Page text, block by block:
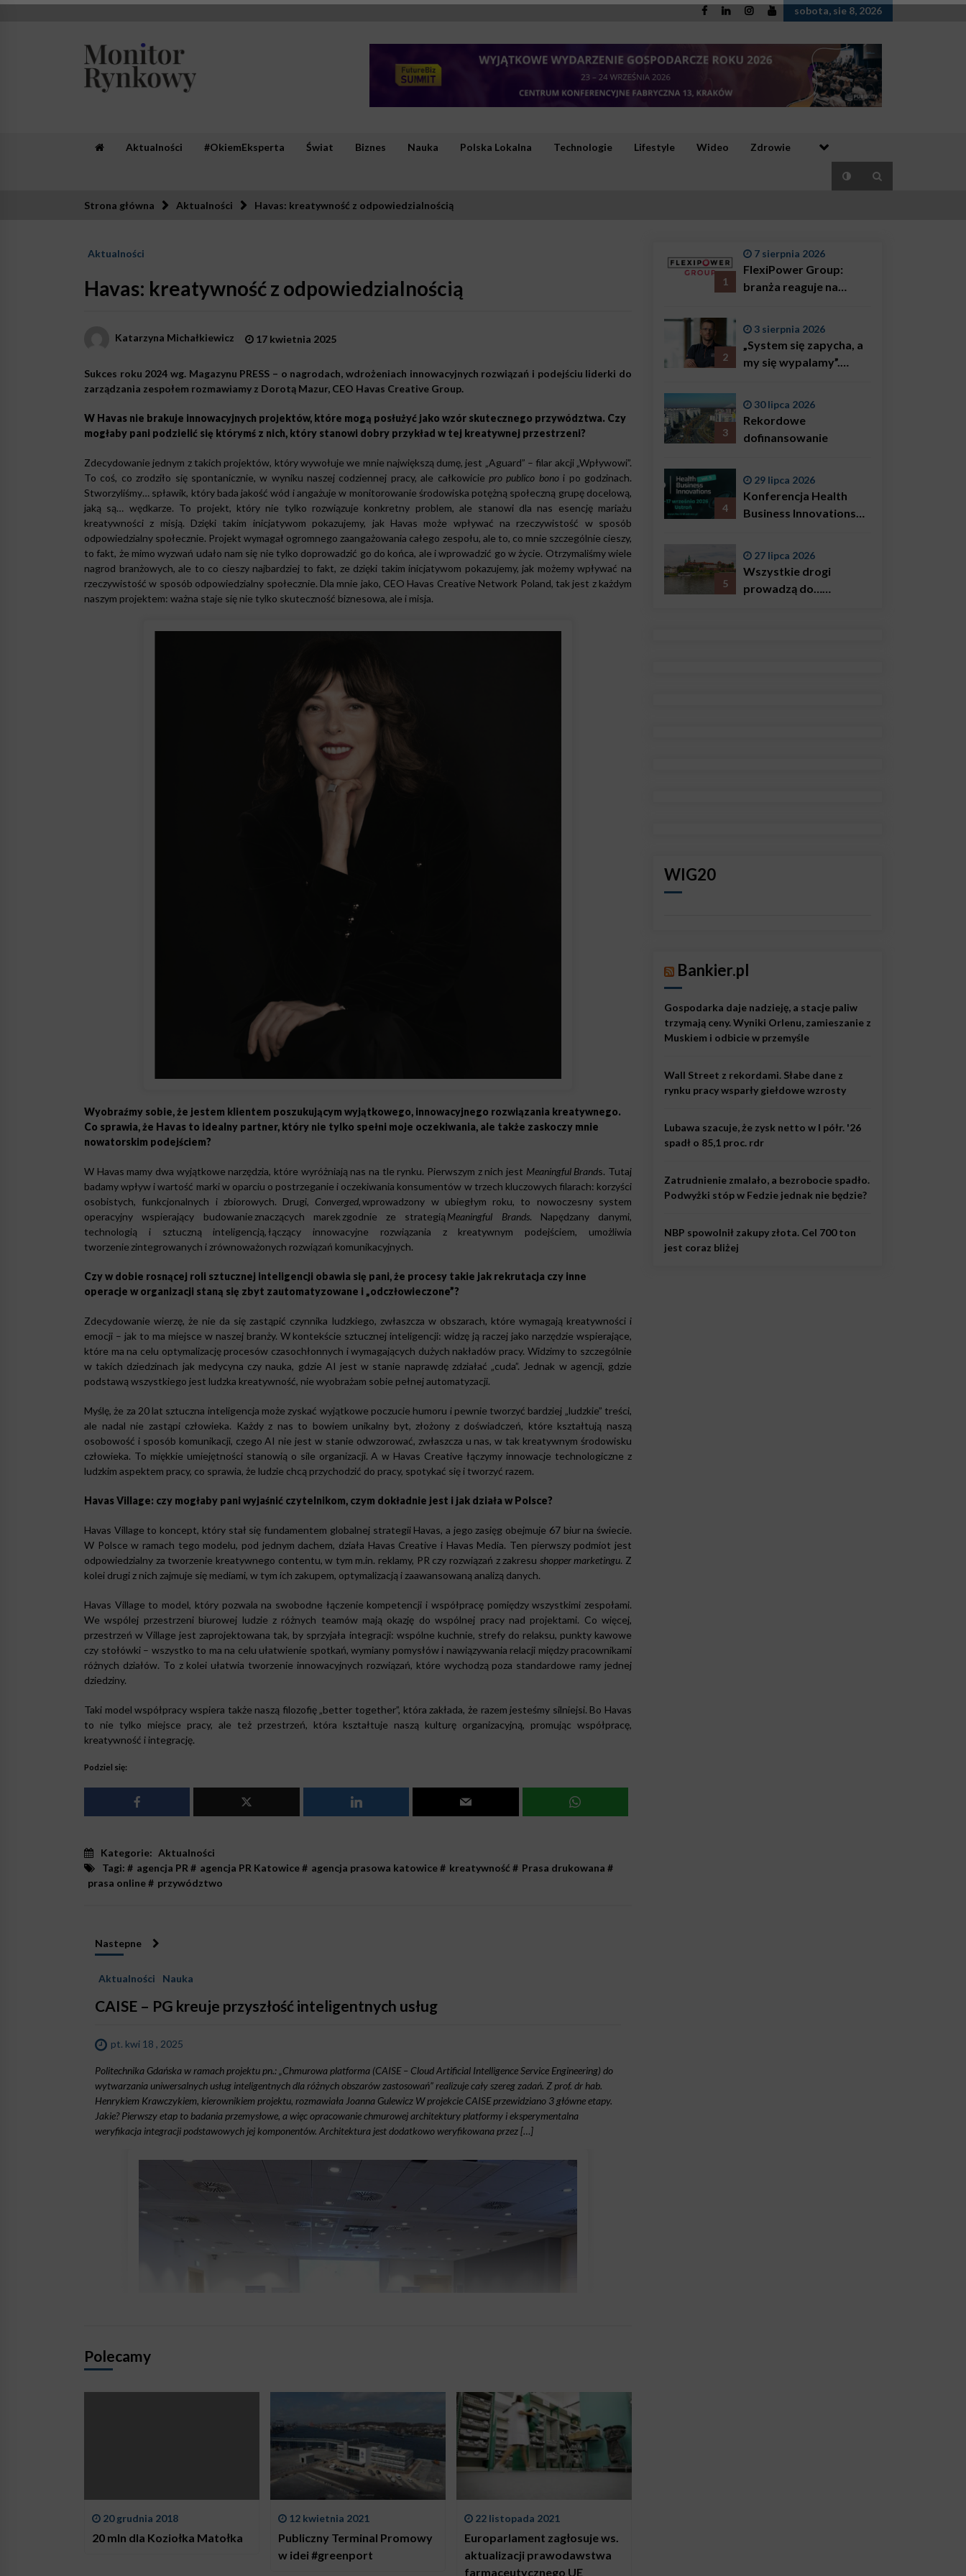
Skip
sobota, sie 8, 2026
Aktualności #OkiemEksperta Świat Biznes Nauka Polska Lokalna Technologie Lifestyle Wideo Zdrowie
Strona główna Aktualności Havas: kreatywność z odpowiedzialnością
Aktualności
Havas: kreatywność z odpowiedzialnością
Katarzyna Michałkiewicz 17 kwietnia 2025
Sukces roku 2024 wg. Magazynu PRESS – o nagrodach, wdrożeniach innowacyjnych rozwiązań i podejściu liderki do
zarządzania zespołem rozmawiamy z Dorotą Mazur, CEO Havas Creative Group.
W Havas nie brakuje innowacyjnych projektów, które mogą posłużyć jako wzór skutecznego przywództwa. Czy
mogłaby pani podzielić się którymś z nich, który stanowi dobry przykład w tej kreatywnej przestrzeni?
Zdecydowanie jednym z takich projektów, który wywołuje we mnie największą dumę, jest „Aguard” – filar akcji „Wpływowi”.
To coś, co zrodziło się spontanicznie, w wyniku naszej codziennej pracy, ale całkowiciepro publico bonoi po godzinach.
Stworzyliśmy… spławik, który bada jakość wód i angażuje w monitorowanie środowiska potężną społeczną grupę docelową,
jaką są… wędkarze. To projekt, który nie tylko rozwiązuje konkretny problem, ale stanowi dla nas esencję mariażu
kreatywności z misją. Dzięki takim inicjatywom pokazujemy, jak Havas może wpływać na rzeczywistość w sposób
odpowiedzialny społecznie. Projekt wymagał ogromnego zaangażowania całego zespołu, ale to, co mnie szczególnie cieszy,
to fakt, że mimo wyzwań udało nam się nie tylko doprowadzić go do końca, ale i wprowadzić go w życie. Otrzymaliśmy wiele
nagrod branżowych, ale to co cieszy najbardziej to fakt, ze dzięki takim inicjatywom pokazujemy, jak możemy wpływać na
rzeczywistość w sposób odpowiedzialny społecznie. Dla mnie jako, CEO Havas Creative Network Poland, tak jest z każdym
naszym projektem: ważna staje się nie tylko skuteczność biznesowa, ale i misja.
Wyobraźmy sobie, że jestem klientem poszukującym wyjątkowego, innowacyjnego rozwiązania kreatywnego.
Co sprawia, że Havas to idealny partner, który nie tylko spełni moje oczekiwania, ale także zaskoczy mnie
nowatorskim podejściem?
W Havas mamy dwa wyjątkowe narzędzia, które wyróżniają nas na tle rynku. Pierwszym z nich jest Meaningful Brands. Tutaj
badamy wpływ i wartość marki w oparciu o postrzeganie i oczekiwania konsumentów w trzech kluczowych filarach: korzyści
osobistych, funkcjonalnych i zbiorowych. Drugi, Converged,wprowadzony w ubiegłym roku, to nowoczesny system
operacyjny wspierający budowanie znaczących marek zgodnie ze strategią Meaningful Brands. Napędzany danymi,
technologią i sztuczną inteligencją, łączący innowacyjne rozwiązania z kreatywnym podejściem, umożliwia
tworzenie zintegrowanych i zrównoważonych rozwiązań komunikacyjnych.
Czy w dobie rosnącej roli sztucznej inteligencji obawia się pani, że procesy takie jak rekrutacja czy inne
operacje w organizacji staną się zbyt zautomatyzowane i „odczłowieczone”?
Zdecydowanie wierzę, że nie da się zastąpić czynnika ludzkiego, zwłaszcza w obszarach, które wymagają kreatywności i
emocji – jak to ma miejsce w naszej branży. W kontekście sztucznej inteligencji: widzę ją raczej jako narzędzie wspierające,
które ma na celu optymalizację procesów czasochłonnych i wymagających dużych nakładów pracy. Widzimy to szczególnie
w takich dziedzinach jak medycyna czy nauka, gdzie AI jest w stanie naprawdę zdziałać „cuda”. Jednak w agencji, gdzie
podstawą wszystkiego jest ludzka kreatywność, nie wyobrażam sobie pełnej automatyzacji.
Myślę, że za 20 lat sztuczna inteligencja może zyskać wyjątkowe poczucie humoru i pewnie tworzyć bardziej „ludzkie” treści,
ale nadal nie zastąpi człowieka. Każdy z nas to bowiem unikalny byt, złożony z doświadczeń, które kształtują naszą
osobowość i sposób komunikacji, czego AI nie jest w stanie odwzorować, zwłaszcza u nas, w tak kreatywnym środowisku
człowieka. To miękkie umiejętności stanowią o sile organizacji. A w Havas Creative łączymy innowacje technologiczne z
ludzkim aspektem pracy, co sprawia, że ludzie chcą przychodzić do pracy, spotykać się i tworzyć razem.
Havas Village: czy mogłaby pani wyjaśnić czytelnikom, czym dokładnie jest i jak działa w Polsce?
Havas Village to koncept, który stał się fundamentem globalnej strategii Havas, a jego zasięg obejmuje 67 biur na świecie.
W Polsce w ramach tego modelu, pod jednym dachem, działa Havas Creative i Havas Media. Ten pierwszy podmiot jest
odpowiedzialny za tworzenie kreatywnego contentu, w tym m.in. reklamy, PR czy rozwiązań z zakresu shopper marketingu. Z
kolei drugi z nich zajmuje się mediami, w tym ich zakupem, optymalizacją i zaawansowaną analizą danych.
Havas Village to model, który pozwala na swobodne łączenie kompetencji i współpracę pomiędzy wszystkimi zespołami.
We wspólej przestrzeni biurowej ludzie z różnych teamów mają okazję do wspólnej pracy nad projektami. Co więcej,
przestrzeń w Village jest zaprojektowana tak, by sprzyjała integracji: wspólne kuchnie, strefy do relaksu, punkty kawowe
czy stołówki – wszystko to ma na celu ułatwienie spotkań, wymiany pomysłów i nawiązywania relacji między pracownikami
różnych działów. To z kolei ułatwia tworzenie innowacyjnych rozwiązań, które wychodzą poza standardowe ramy jednej
dziedziny.
Taki model współpracy wspiera także naszą filozofię „better together”, która zakłada, że razem jesteśmy silniejsi. Bo Havas
to nie tylko miejsce pracy, ale też przestrzeń, która kształtuje naszą kulturę organizacyjną, promując współpracę,
kreatywność i integrację.
Podziel się:
Kategorie: Aktualności
Tagi: # agencja PR # agencja PR Katowice# agencja prasowa katowice# kreatywność # Prasa drukowana #
prasa online# przywództwo
Nastepne
Aktualności Nauka
CAISE – PG kreuje przyszłość inteligentnych usług
pt. kwi 18 , 2025
Politechnika Gdańska w ramach projektu pn.: „Chmurowa platforma (CAISE – Cloud Artificial Intelligence Service Engineering) do
wytwarzania uniwersalnych usług inteligentnych dla różnych obszarów zastosowań” realizuje cały szereg zadań. Z prof. dr hab.
Henrykiem Krawczykiem, kierownikiem projektu, rozmawiała Joanna Gulewicz W projekcie CAISE przewidziano 3 główne etapy.
Jakie? Pierwszy etap to badania przemysłowe, a więc opracowanie chmurowej architektury platformy i eksperymentalna
weryfikacja integracji podstawowych jej komponentów. Architektura jest dodatkowo weryfikowana przez […]
Polecamy
20 grudnia 2018
20 mln dla Koziołka Matołka
12 kwietnia 2021
Publiczny Terminal Promowy
w idei #greenport
22 listopada 2021
Europarlament zagłosuje ws.
aktualizacji prawodawstwa
farmaceutycznego UE
1
7 sierpnia 2026
FlexiPower Group:
branża reaguje na
2
3 sierpnia 2026
„System się zapycha, a
my się wypalamy”.
Bączkowski, mówi
wprost: problemem są
3
30 lipca 2026
Rekordowe
dofinansowanie
4
29 lipca 2026
Konferencja Health
Business Innovations
5
27 lipca 2026
Wszystkie drogi
prowadzą do…
WIG20
Bankier.pl
Gospodarka daje nadzieję, a stacje paliw
trzymają ceny. Wyniki Orlenu, zamieszanie z
Muskiem i odbicie w przemyśle
Wall Street z rekordami. Słabe dane z
rynku pracy wsparły giełdowe wzrosty
Lubawa szacuje, że zysk netto w I półr. '26
spadł o 85,1 proc. rdr
Zatrudnienie zmalało, a bezrobocie spadło.
Podwyżki stóp w Fedzie jednak nie będzie?
NBP spowolnił zakupy złota. Cel 700 ton
jest coraz bliżej